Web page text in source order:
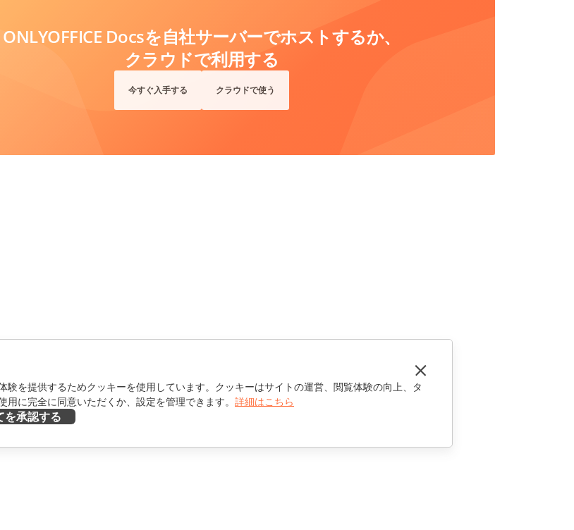
ONLYOFFICE Docsを自社サーバーでホストするか、
クラウドで利用する
今すぐ入手する クラウドで使う
を提供するためクッキーを使用しています。クッキーはサイトの運営、閲覧体験の向上、タ
に完全に同意いただくか、設定を管理できます。 詳細はこちら
を承認する